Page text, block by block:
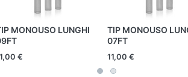
MONOUSO LUNGHI
€
TIP MONOUSO
07FT
11,00 €